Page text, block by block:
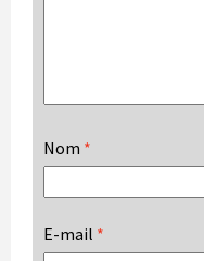
Nom *
E-mail *